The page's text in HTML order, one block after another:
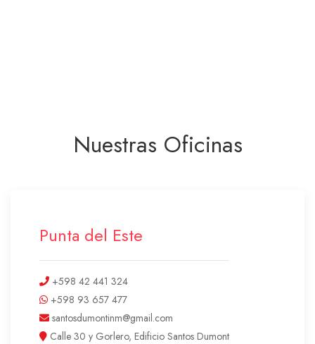
Nuestras Oficinas
Punta del Este
+598 42 441 324
+598 93 657 477
santosdumontinm@gmail.com
Calle 30 y Gorlero, Edificio Santos Dumont